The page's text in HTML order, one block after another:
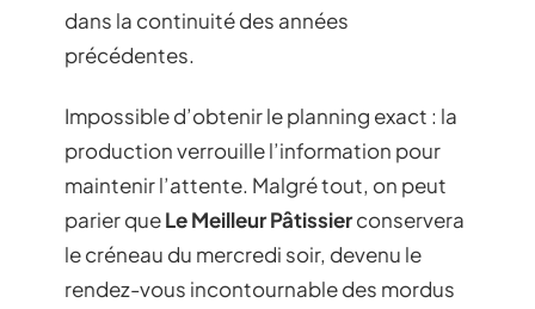
dans la continuité des années
précédentes.
Impossible d’obtenir le planning exact : la
production verrouille l’information pour
maintenir l’attente. Malgré tout, on peut
parier queLe Meilleur Pâtissierconservera
le créneau du mercredi soir, devenu le
rendez-vous incontournable des mordus